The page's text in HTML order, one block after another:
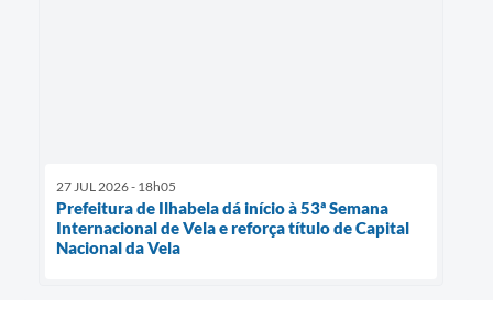
27 JUL 2026 - 18h05
Prefeitura de Ilhabela dá início à 53ª Semana
Internacional de Vela e reforça título de Capital
Nacional da Vela